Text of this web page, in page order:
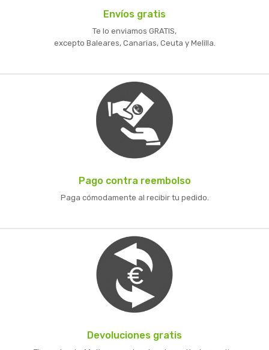
Envíos gratis
Te lo enviamos GRATIS,
excepto Baleares, Canarias, Ceuta y Melilla.
Pago contra reembolso
Paga cómodamente al recibir tu pedido.
Devoluciones gratis